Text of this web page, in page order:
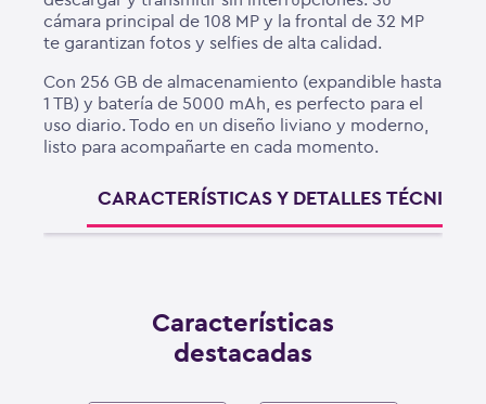
cámara principal de 108 MP y la frontal de 32 MP
te garantizan fotos y selfies de alta calidad.
Con 256 GB de almacenamiento (expandible hasta
1 TB) y batería de 5000 mAh, es perfecto para el
uso diario. Todo en un diseño liviano y moderno,
listo para acompañarte en cada momento.
CARACTERÍSTICAS Y DETALLES TÉCNICOS
Características
destacadas